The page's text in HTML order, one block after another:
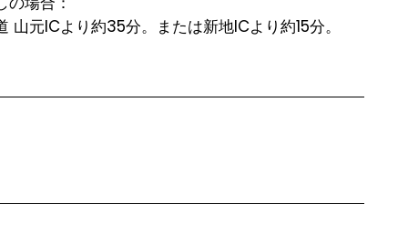
山元ICより約35分。または新地ICより約15分。